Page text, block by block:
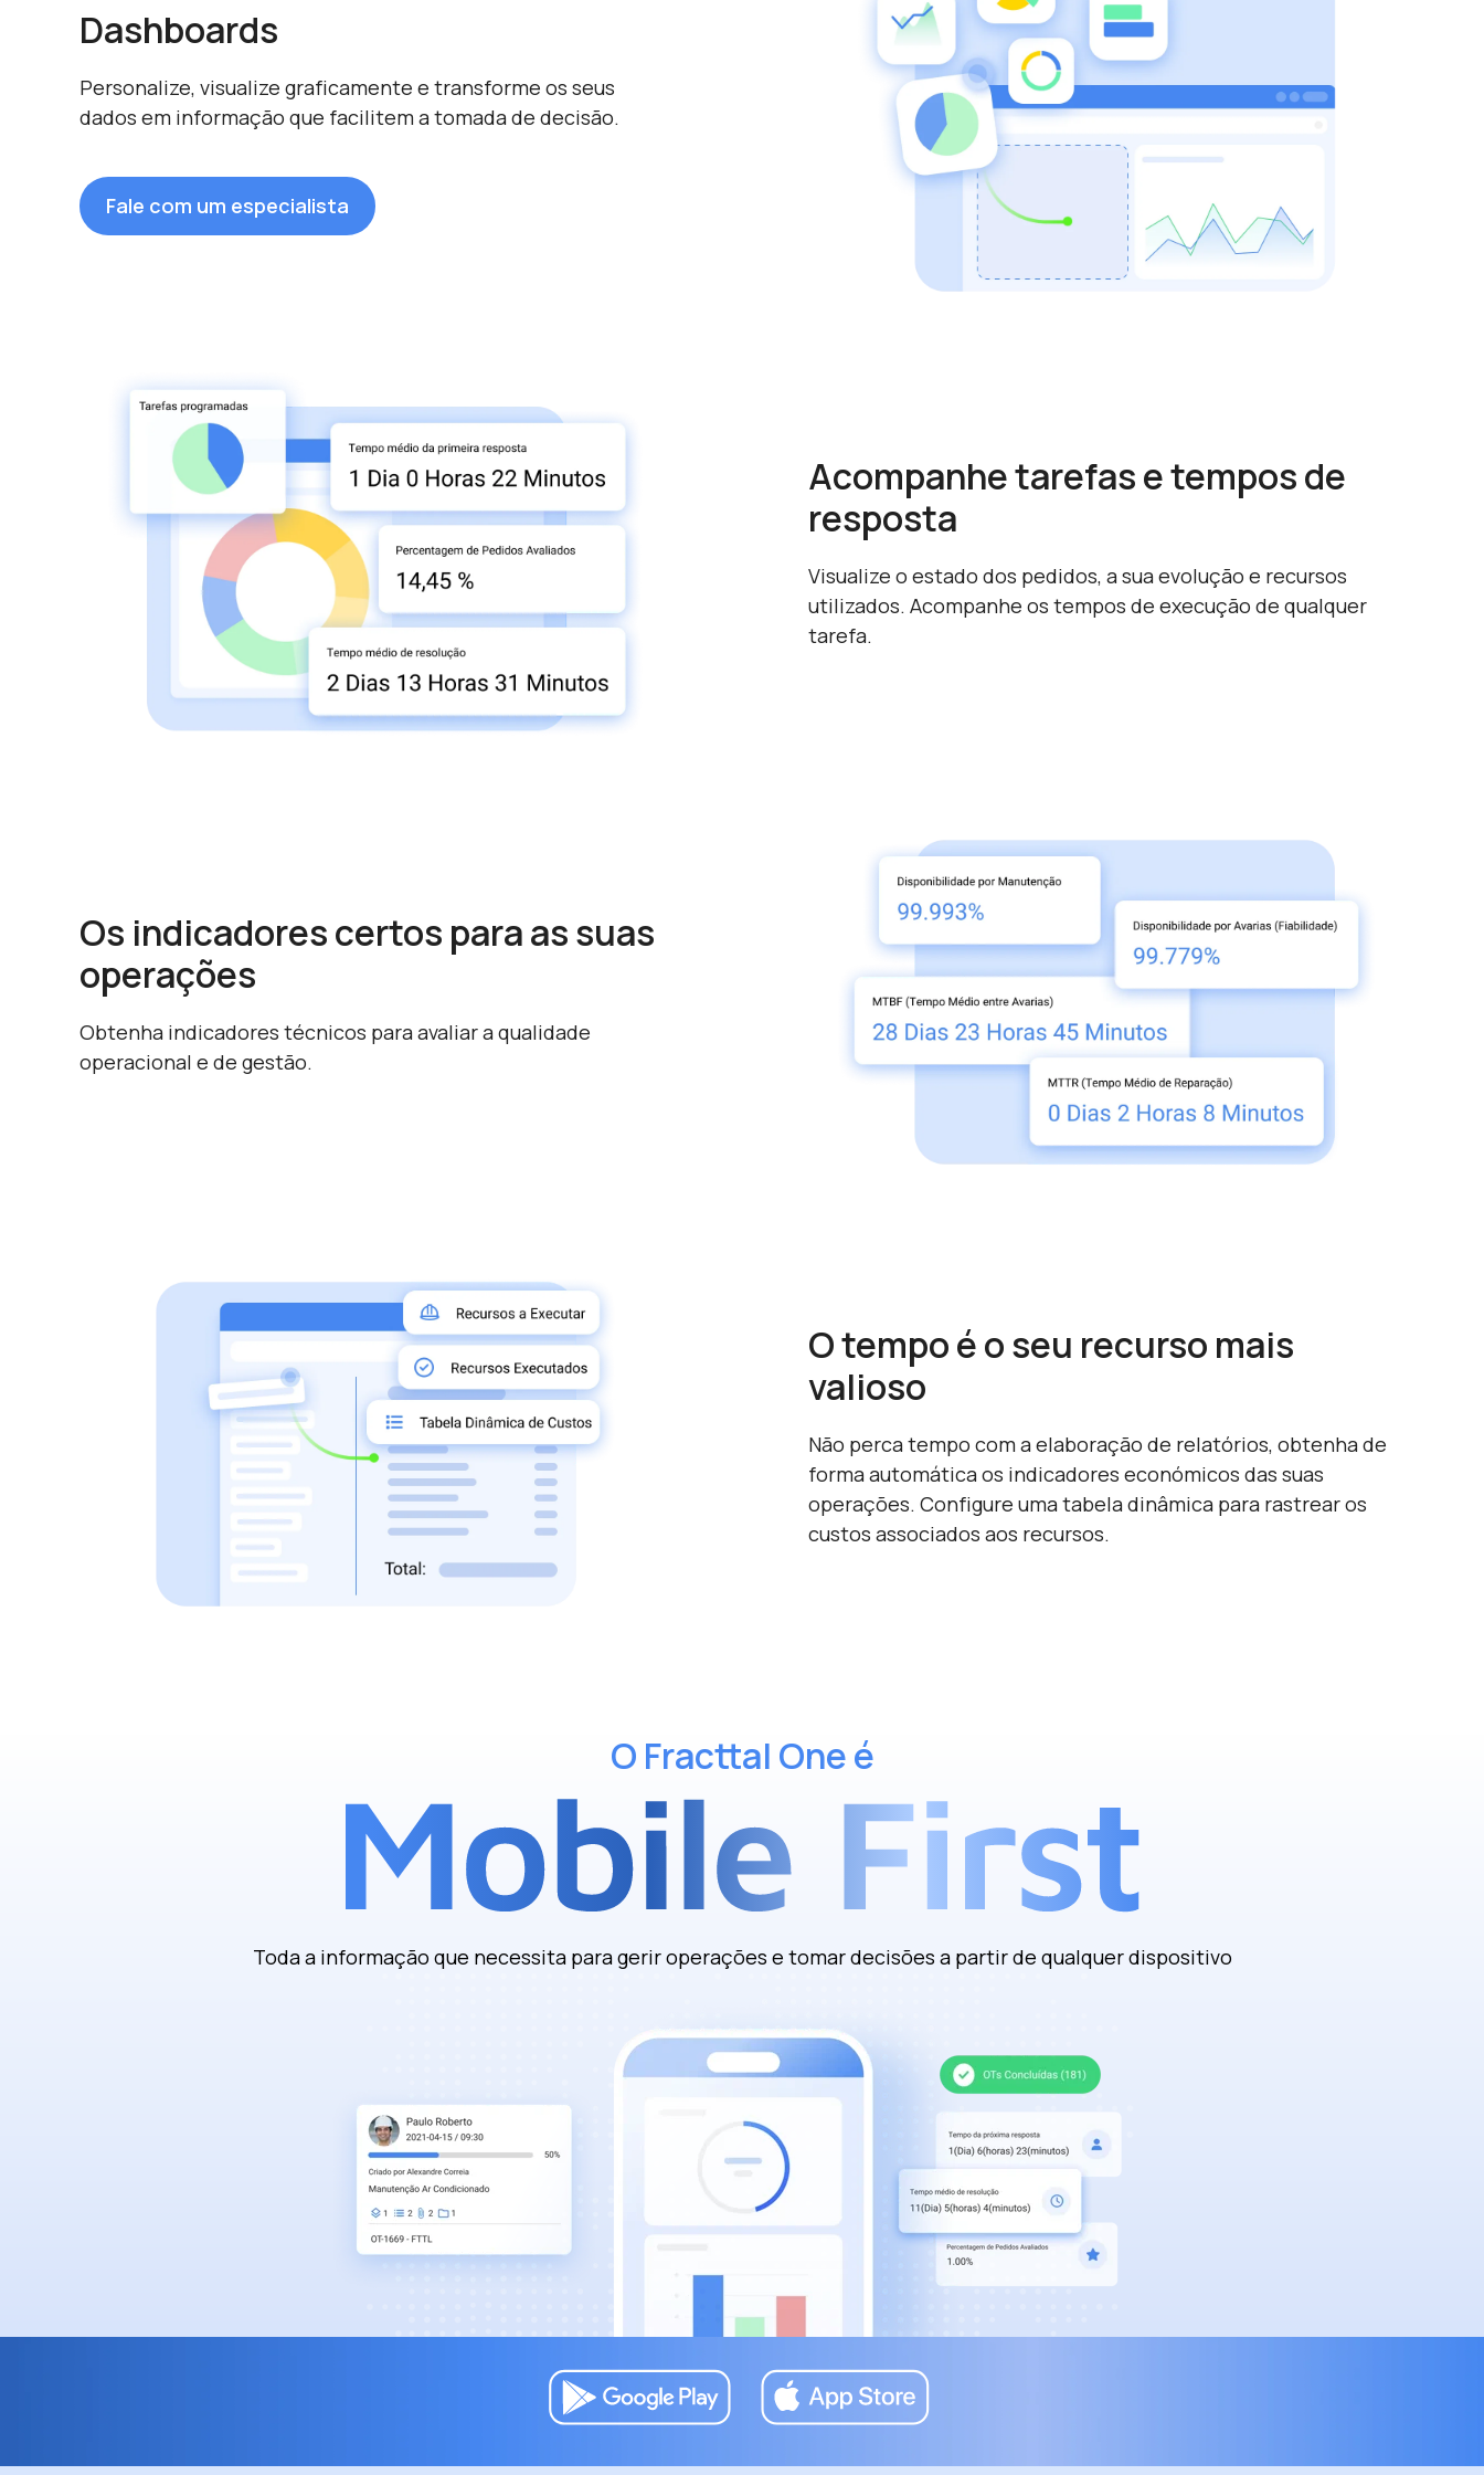
Dashboards
Personalize, visualize graficamente e transforme os seus
dados em informação que facilitem a tomada de decisão.
Fale com um especialista
Acompanhe tarefas e tempos de
resposta
Visualize o estado dos pedidos, a sua evolução e recursos
utilizados. Acompanhe os tempos de execução de qualquer
tarefa.
Os indicadores certos para as suas
operações
Obtenha indicadores técnicos para avaliar a qualidade
operacional e de gestão.
O tempo é o seu recurso mais
valioso
Não perca tempo com a elaboração de relatórios, obtenha de
forma automática os indicadores económicos das suas
operações. Configure uma tabela dinâmica para rastrear os
custos associados aos recursos.
O Fracttal One é
Toda a informação que necessita para gerir operações e tomar decisões a partir de qualquer dispositivo